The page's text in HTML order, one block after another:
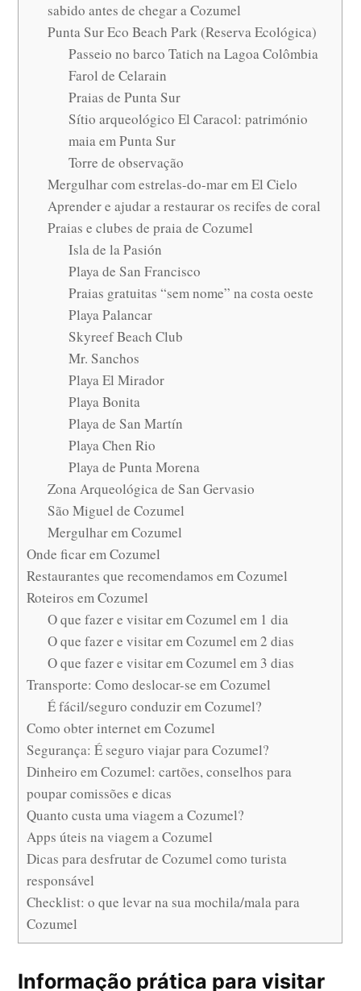
sabido antes de chegar a Cozumel
Punta Sur Eco Beach Park (Reserva Ecológica)
Passeio no barco Tatich na Lagoa Colômbia
Farol de Celarain
Praias de Punta Sur
Sítio arqueológico El Caracol: património
maia em Punta Sur
Torre de observação
Mergulhar com estrelas-do-mar em El Cielo
Aprender e ajudar a restaurar os recifes de coral
Praias e clubes de praia de Cozumel
Isla de la Pasión
Playa de San Francisco
Praias gratuitas “sem nome” na costa oeste
Playa Palancar
Skyreef Beach Club
Mr. Sanchos
Playa El Mirador
Playa Bonita
Playa de San Martín
Playa Chen Rio
Playa de Punta Morena
Zona Arqueológica de San Gervasio
São Miguel de Cozumel
Mergulhar em Cozumel
Onde ficar em Cozumel
Restaurantes que recomendamos em Cozumel
Roteiros em Cozumel
O que fazer e visitar em Cozumel em 1 dia
O que fazer e visitar em Cozumel em 2 dias
O que fazer e visitar em Cozumel em 3 dias
Transporte: Como deslocar-se em Cozumel
É fácil/seguro conduzir em Cozumel?
Como obter internet em Cozumel
Segurança: É seguro viajar para Cozumel?
Dinheiro em Cozumel: cartões, conselhos para
poupar comissões e dicas
Quanto custa uma viagem a Cozumel?
Apps úteis na viagem a Cozumel
Dicas para desfrutar de Cozumel como turista
responsável
Checklist: o que levar na sua mochila/mala para
Cozumel
Informação prática para visitar